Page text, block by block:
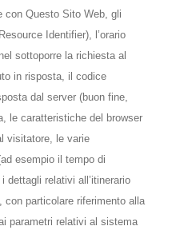
con Questo Sito Web, gli
Identifier), l’orario
sottoporre la richiesta al
in risposta, il codice
dal server (buon fine,
le caratteristiche del browser
visitatore, le varie
esempio il tempo di
dettagli relativi all’itinerario
con particolare riferimento alla
parametri relativi al sistema